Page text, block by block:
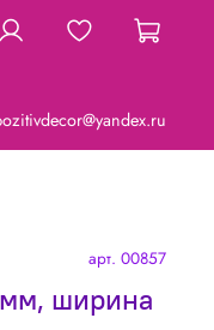
арт. 00857
ширина